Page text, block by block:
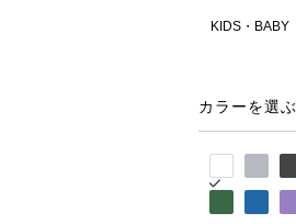
KIDS・BABY
カラーを選ぶ